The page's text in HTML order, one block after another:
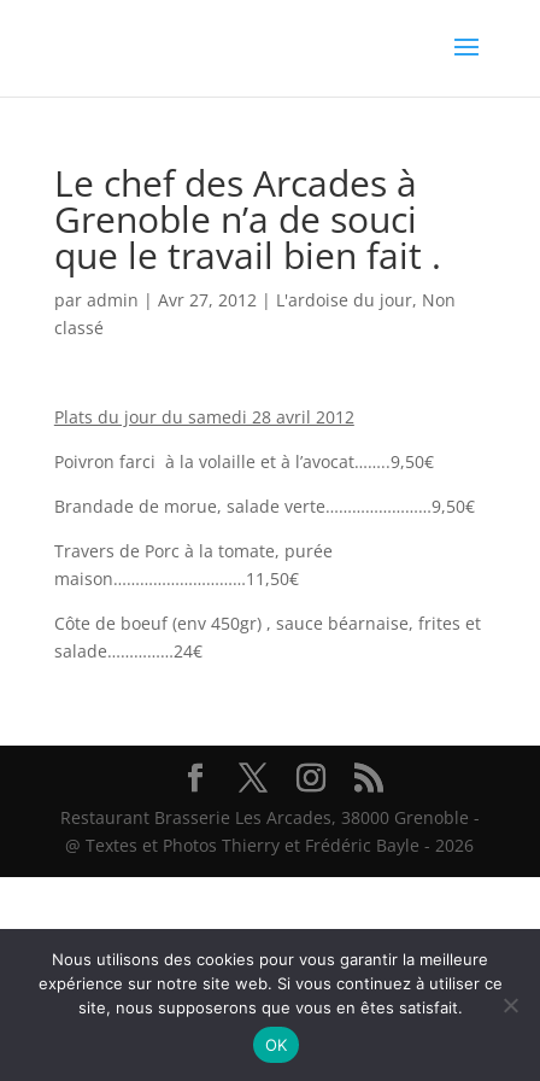
Le chef des Arcades à
Grenoble n’a de souci
que le travail bien fait .
par admin | Avr 27, 2012| L'ardoise du jour, Non
classé
Plats du jour du samedi 28 avril 2012
Poivron farci à la volaille et à l’avocat……..9,50€
Brandade de morue, salade verte……………………9,50€
Travers de Porc à la tomate, purée
maison…………………………11,50€
Côte de boeuf (env 450gr) , sauce béarnaise, frites et
salade……………24€
Restaurant Brasserie Les Arcades, 38000 Grenoble -
@ Textes et Photos Thierry et Frédéric Bayle - 2026
Nous utilisons des cookies pour vous garantir la meilleure
expérience sur notre site web. Si vous continuez à utiliser ce
site, nous supposerons que vous en êtes satisfait.
OK